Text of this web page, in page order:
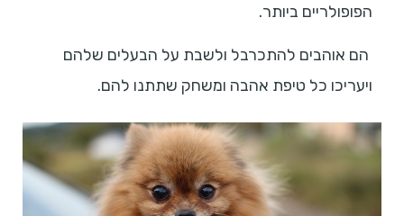
הפופולריים ביותר.
הם אוהבים להתכרבל ולשבת על הבעלים שלהם
ויעריכו כל טיפת אהבה ומשחק שתתנו להם.